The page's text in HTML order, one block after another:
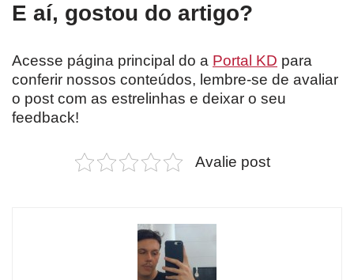
E aí, gostou do artigo?
Acesse página principal do a Portal KD para
conferir nossos conteúdos, lembre-se de avaliar
o post com as estrelinhas e deixar o seu
feedback!
Avalie post